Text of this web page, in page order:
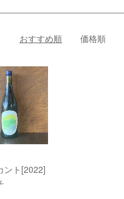
おすすめ順 価格順
ント[2022]